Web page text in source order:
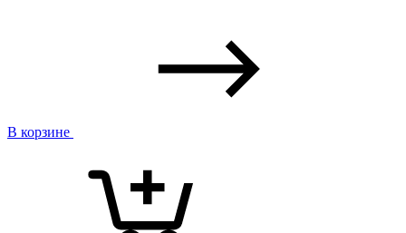
В корзине